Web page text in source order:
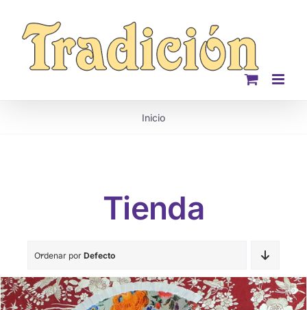
contenido
Inicio
Tienda
Ordenar por Defecto